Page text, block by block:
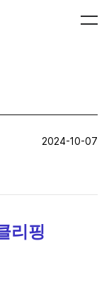
2024-10-07
리핑